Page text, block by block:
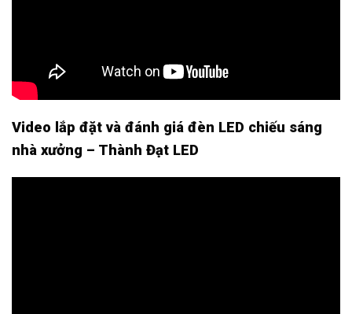
Video lắp đặt và đánh giá đèn LED chiếu sáng
nhà xưởng – Thành Đạt LED